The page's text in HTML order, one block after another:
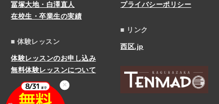
冨塚大地・白澤直人
在校生・卒業生の実績
■ 体験レッスン
体験レッスンのお申し込み
無料体験レッスンについて
プライバシーポリシー
■ リンク
西区.jp
✕